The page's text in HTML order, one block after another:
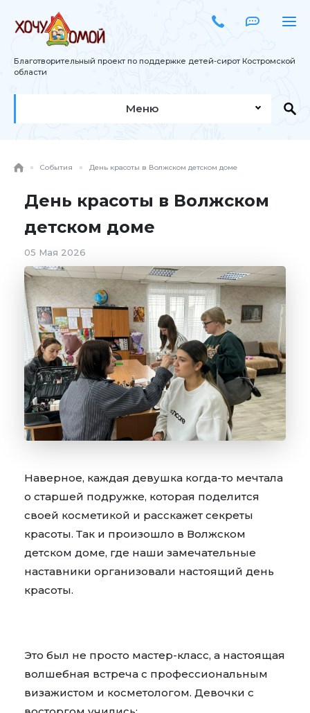
Благотворительный проект по поддержке детей-сирот Костромской
области
Меню
События День красоты в Волжском детском доме
День красоты в Волжском
детском доме
05 Мая 2026
Наверное, каждая девушка когда-то мечтала
о старшей подружке, которая поделится
своей косметикой и расскажет секреты
красоты. Так и произошло в Волжском
детском доме, где наши замечательные
наставники организовали настоящий день
красоты.
Это был не просто мастер-класс, а настоящая
волшебная встреча с профессиональным
визажистом и косметологом. Девочки с